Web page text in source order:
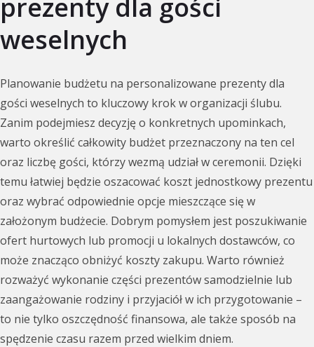
prezenty dla gości
weselnych
Planowanie budżetu na personalizowane prezenty dla
gości weselnych to kluczowy krok w organizacji ślubu.
Zanim podejmiesz decyzję o konkretnych upominkach,
warto określić całkowity budżet przeznaczony na ten cel
oraz liczbę gości, którzy wezmą udział w ceremonii. Dzięki
temu łatwiej będzie oszacować koszt jednostkowy prezentu
oraz wybrać odpowiednie opcje mieszczące się w
założonym budżecie. Dobrym pomysłem jest poszukiwanie
ofert hurtowych lub promocji u lokalnych dostawców, co
może znacząco obniżyć koszty zakupu. Warto również
rozważyć wykonanie części prezentów samodzielnie lub
zaangażowanie rodziny i przyjaciół w ich przygotowanie –
to nie tylko oszczędność finansowa, ale także sposób na
spędzenie czasu razem przed wielkim dniem.